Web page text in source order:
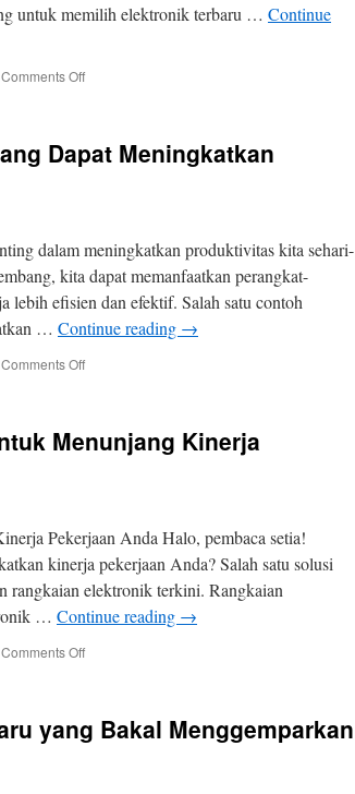
untuk memilih elektronik terbaru … Continue
Comments Offon
yang
Digital
Dapat Meningkatkan
dalam meningkatkan produktivitas kita sehari-
kita dapat memanfaatkan perangkat-
lebih efisien dan efektif. Salah satu contoh
… Continue reading →
Comments Offon
yang
Menunjang Kinerja
Pekerjaan Anda Halo, pembaca setia!
kinerja pekerjaan Anda? Salah satu solusi
rangkaian elektronik terkini. Rangkaian
… Continue reading →
Comments Offon
untuk
Menunjang
yang Bakal Menggemparkan